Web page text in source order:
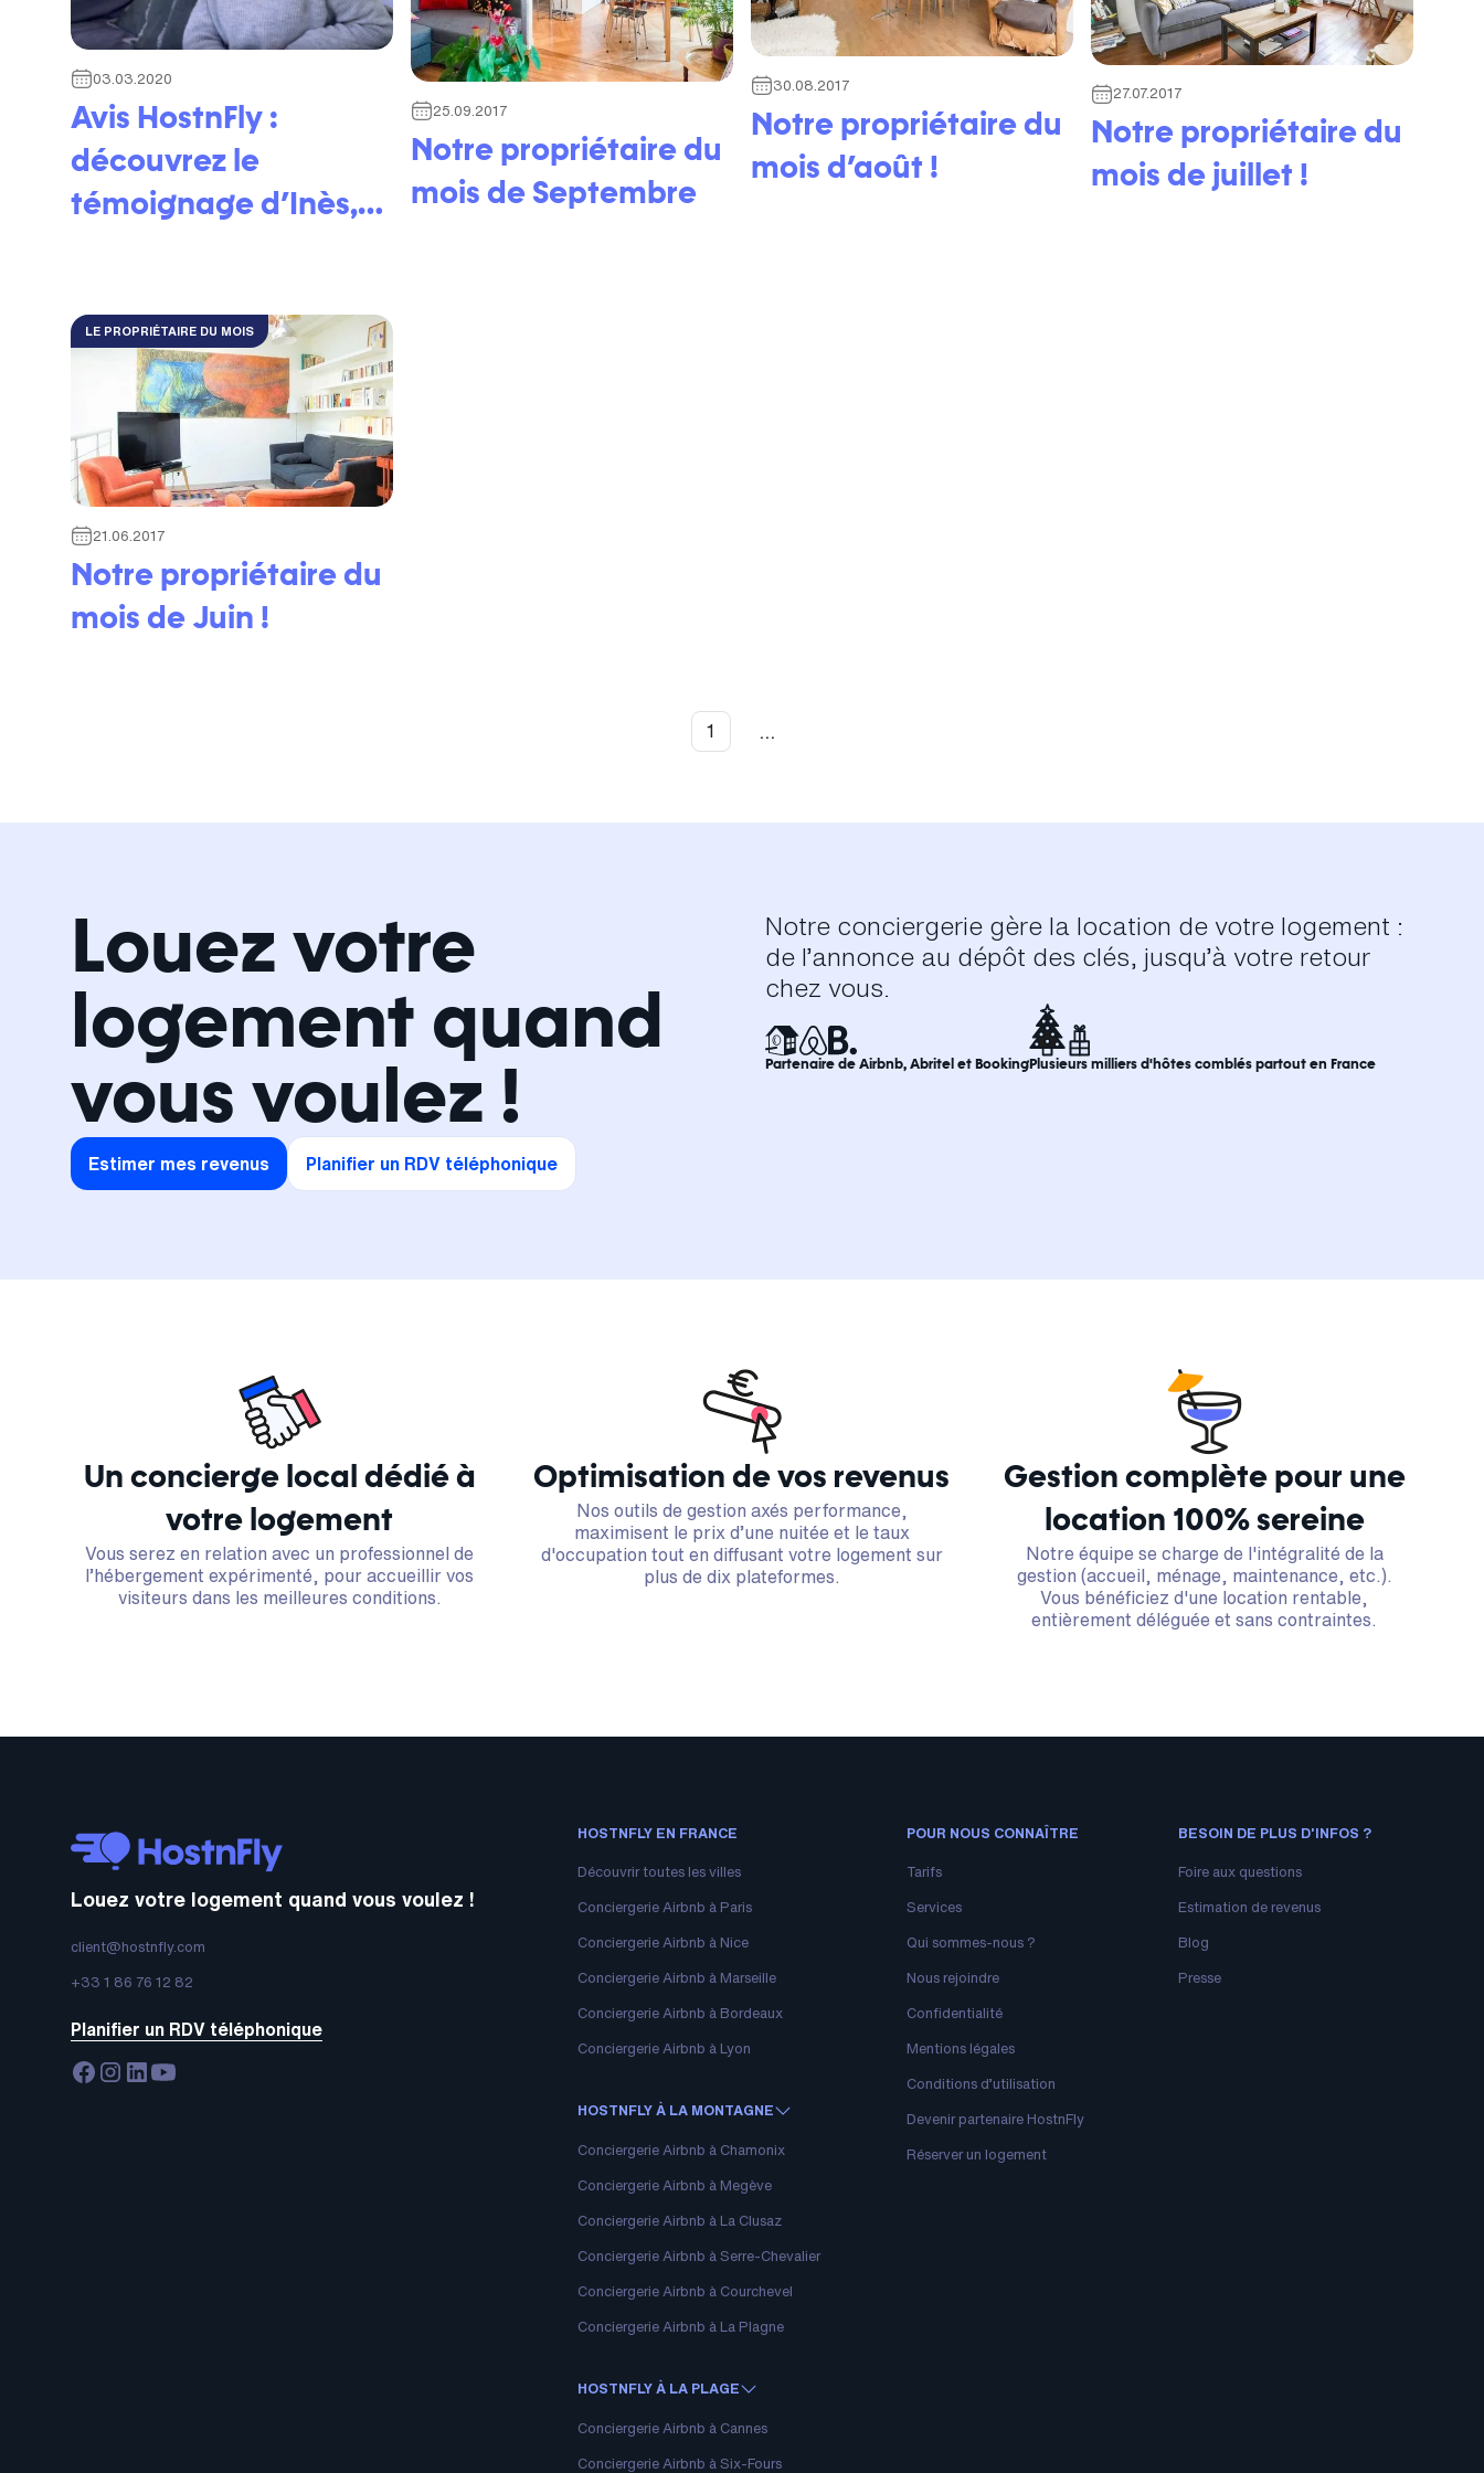
03.03.2020
Avis HostnFly :
découvrez le
témoignage d’Inès,
25.09.2017
Notre propriétaire du
mois de Septembre
30.08.2017
Notre propriétaire du
mois d’août !
27.07.2017
Notre propriétaire du
mois de juillet !
LE PROPRIÉTAIRE DU MOIS
21.06.2017
Notre propriétaire du
mois de Juin !
1
Louez votre
logement quand
vous voulez !
Estimer mes revenus Planifier un RDV téléphonique
Notre conciergerie gère la location de votre logement :
de l’annonce au dépôt des clés, jusqu’à votre retour
chez vous.
Partenaire de Airbnb, Abritel et BookingPlusieurs milliers d'hôtes comblés partout en France
Un concierge local dédié à
votre logement
Vous serez en relation avec un professionnel de
l’hébergement expérimenté, pour accueillir vos
visiteurs dans les meilleures conditions.
Optimisation de vos revenus
Nos outils de gestion axés performance,
maximisent le prix d’une nuitée et le taux
d'occupation tout en diffusant votre logement sur
plus de dix plateformes.
Gestion complète pour une
location 100% sereine
Notre équipe se charge de l'intégralité de la
gestion (accueil, ménage, maintenance, etc.).
Vous bénéficiez d'une location rentable,
entièrement déléguée et sans contraintes.
Louez votre logement quand vous voulez !
client@hostnfly.com
+33 1 86 76 12 82
Planifier un RDV téléphonique
HOSTNFLY EN FRANCE
Découvrir toutes les villes
Conciergerie Airbnb à Paris
Conciergerie Airbnb à Nice
Conciergerie Airbnb à Marseille
Conciergerie Airbnb à Bordeaux
Conciergerie Airbnb à Lyon
HOSTNFLY À LA MONTAGNE
Conciergerie Airbnb à Chamonix
Conciergerie Airbnb à Megève
Conciergerie Airbnb à La Clusaz
Conciergerie Airbnb à Serre-Chevalier
Conciergerie Airbnb à Courchevel
Conciergerie Airbnb à La Plagne
HOSTNFLY À LA PLAGE
Conciergerie Airbnb à Cannes
Conciergerie Airbnb à Six-Fours
POUR NOUS CONNAÎTRE
Tarifs
Services
Qui sommes-nous ?
Nous rejoindre
Confidentialité
Mentions légales
Conditions d’utilisation
Devenir partenaire HostnFly
Réserver un logement
BESOIN DE PLUS D'INFOS ?
Foire aux questions
Estimation de revenus
Blog
Presse